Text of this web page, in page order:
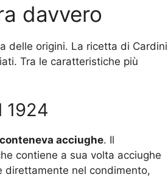
davvero
delle origini. La ricetta di Cardini
Tra le caratteristiche più
1924
acciughe. Il
contiene a sua volta acciughe
direttamente nel condimento,